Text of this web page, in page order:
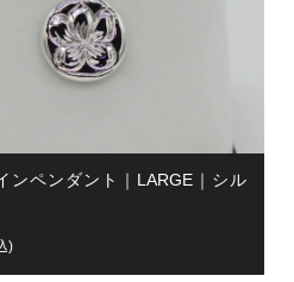
ンペンダント｜LARGE｜シル
)